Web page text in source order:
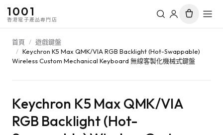
1001
香港電子產品專門店
首頁 / 遊戲鍵盤
/ Keychron K5 Max QMK/VIA RGB Backlight (Hot-Swappable)
Wireless Custom Mechanical Keyboard 無線客製化機械式鍵盤
Keychron K5 Max QMK/VIA
RGB Backlight (Hot-